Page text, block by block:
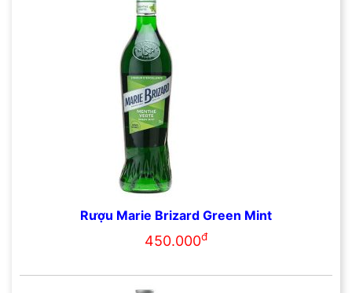
Rượu Marie Brizard Green Mint
450.000đ